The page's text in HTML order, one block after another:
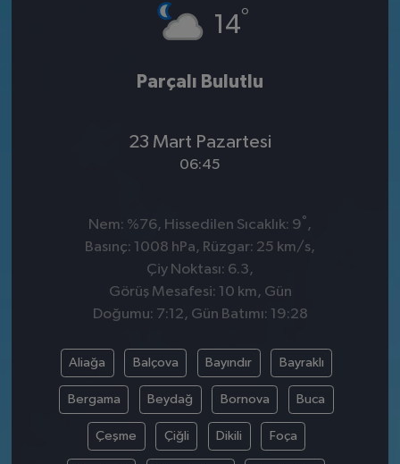
14°
Parçalı Bulutlu
23 Mart Pazartesi
06:45
Nem: %76, Hissedilen Sıcaklık: 9° ,
Basınç: 1008 hPa, Rüzgar: 25 km/s,
Çiy Noktası: 6.3,
Görüş Mesafesi: 10 km, Gün
Doğumu: 7:12, Gün Batımı: 19:28
Aliağa Balçova Bayındır Bayraklı
Bergama Beydağ Bornova Buca
Çeşme Çiğli Dikili Foça